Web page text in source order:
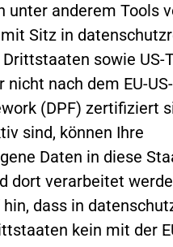
unter anderem Tools
Sitz in
sowie US-
nicht nach dem EU-
(DPF) zertifiziert
sind, können Ihre
Daten in diese
dort verarbeitet
dass in
kein mit der